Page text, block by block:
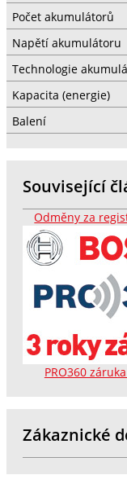
Počet akumulátorů
Napětí akumulátoru
Technologie
Kapacita (energie)
Balení
Související
Odměny za
PRO360
Zákaznické